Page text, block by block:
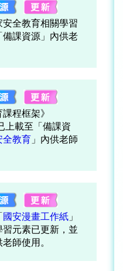
安全教育相關學習
課資源」內供老
程框架》
上載至「備課資
全教育 」內供老師
國安漫畫工作紙 」
元素已更新，並
師使用。